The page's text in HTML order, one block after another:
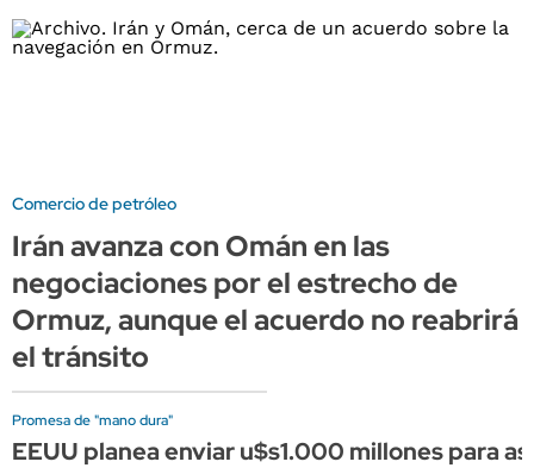
Comercio de petróleo
Irán avanza con Omán en las
negociaciones por el estrecho de
Ormuz, aunque el acuerdo no reabrirá
el tránsito
Promesa de "mano dura"
EEUU planea enviar u$s1.000 millones para